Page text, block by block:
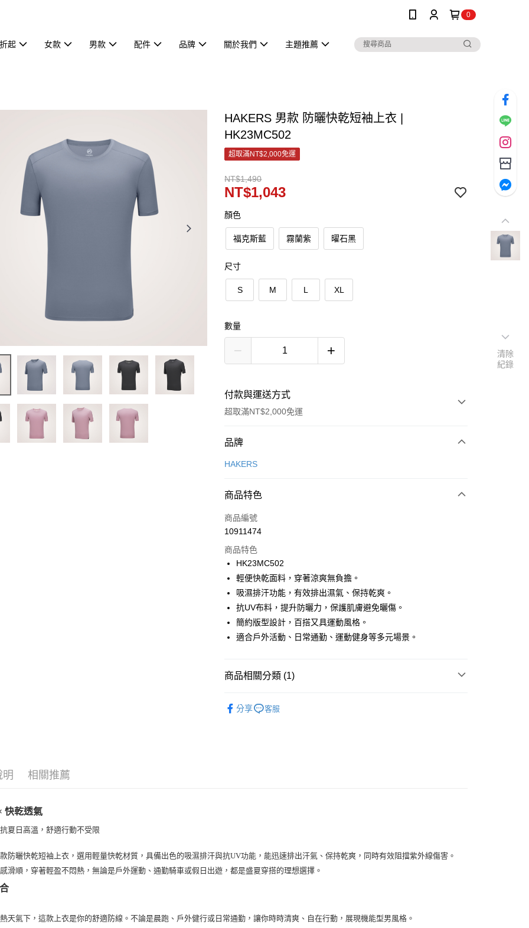
0
起 女款 男款 配件 品牌 關於我們 主題推薦
HAKERS 男款 防曬快乾短袖上衣 |
HK23MC502
超取滿NT$2,000免運
NT$1,490
NT$1,043
顏色
福克斯藍 霧蘭紫 曜石黑
尺寸
S M L XL
數量
付款與運送方式
超取滿NT$2,000免運
付款方式
信用卡一次付款
街口支付
悠遊付
ATM付款
運送方式
一般全家取貨
全家超取(2000以上免運)
一般7-11取貨
品牌
HAKERS
商品特色
商品編號
10911474
商品特色
HK23MC502
輕便快乾面料，穿著涼爽無負擔。
吸濕排汗功能，有效排出濕氣、保持乾爽。
抗UV布料，提升防曬力，保護肌膚避免曬傷。
簡約版型設計，百搭又具運動風格。
適合戶外活動、日常通勤、運動健身等多元場景。
商品相關分類 (1)
分享
客服
明 相關推薦
快乾透氣
夏日高溫，舒適行動不受限
防曬快乾短袖上衣，選用輕量快乾材質 ，具備出色的吸濕排汗與抗UV功能 ，能迅速排出汗氣、保持乾爽，同時有效阻擋紫外線傷害。
滑順，穿著輕盈不悶熱，無論是戶外運動、通勤騎車或假日出遊，都是盛夏穿搭的理想選擇。
天氣下，這款上衣是你的舒適防線。不論是晨跑、戶外健行或日常通勤，讓你時時清爽、自在行動，展現機能型男風格。
清除
紀錄